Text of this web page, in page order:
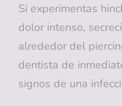
Si experimentas
dolor intenso,
alrededor del
dentista de
signos de una